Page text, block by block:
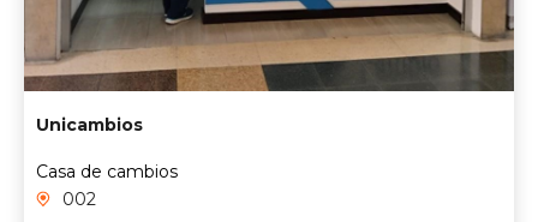
Unicambios
Casa de cambios
002